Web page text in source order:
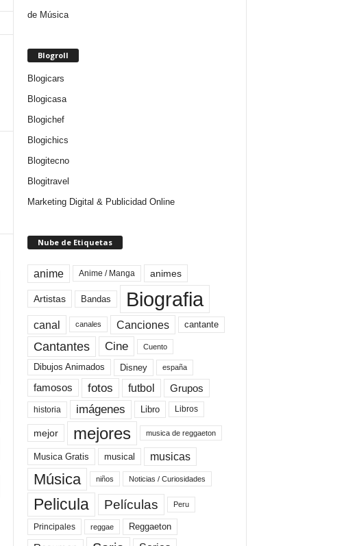
de Música
Blogroll
Blogicars
Blogicasa
Blogichef
Blogichics
Blogitecno
Blogitravel
Marketing Digital & Publicidad Online
Nube de Etiquetas
anime Anime / Manga animes
Artistas Bandas Biografia
canal canales Canciones cantante
Cantantes Cine Cuento
Dibujos Animados Disney españa
famosos fotos futbol Grupos
historia imágenes Libro Libros
mejor mejores musica de reggaeton
Musica Gratis musical musicas
Música niños Noticias / Curiosidades
Pelicula Películas Peru
Principales reggae Reggaeton